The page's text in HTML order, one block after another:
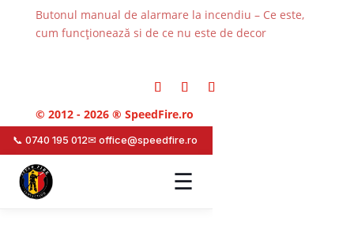
Butonul manual de alarmare la incendiu – Ce este,
cum funcționează si de ce nu este de decor
© 2012 - 2026 ® SpeedFire.ro